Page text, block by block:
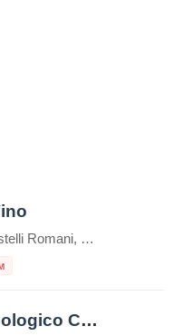
Nel cuore dei Castelli Romani, Monte Porzio Catone ospita il Museo del Vino, un luogo che celebra la tradizione vitivinicola del territorio. Inaugurato il 12 aprile 2024, il museo è situato nei locali dell’ex stazione ferroviaria, attiva dal 1916 al 1944, ora trasformata in uno spazio culturale che racconta la storia e l’identità enologica della […]
Parco Archeologico Culturale di Tuscolo